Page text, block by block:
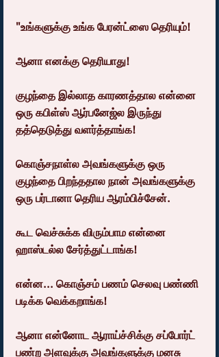
"உங்களுக்கு உங்க பேரன்ட்ஸை தெரியும்!
ஆனா எனக்கு தெரியாது!
குழந்தை இல்லாத காரணத்தால என்னை
ஒரு கபிள்ஸ் ஆர்பனேஜ்ல இருந்து
தத்தெடுத்து வளர்த்தாங்க!
கொஞ்சநாள்ல அவங்களுக்கு ஒரு
குழந்தை பிறந்ததால நான் அவங்களுக்கு
ஒரு பர்டானா தெரிய ஆரம்பிச்சேன்.
கூட வெச்சுக்க விரும்பாம என்னை
ஹாஸ்டல்ல சேர்த்துட்டாங்க!
என்ன... கொஞ்சம் பணம் செலவு பண்ணி
படிக்க வெக்கறாங்க!
ஆனா என்னோட ஆராய்ச்சிக்கு சப்போர்ட்
பண்ற அளவுக்கு அவங்களுக்கு மனசு